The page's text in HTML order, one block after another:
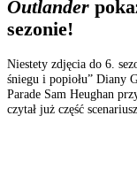
Outlander
sezonie!
Niestety zdjęcia do 6.
śniegu i popiołu” Diany
Parade Sam Heughan
czytał już część